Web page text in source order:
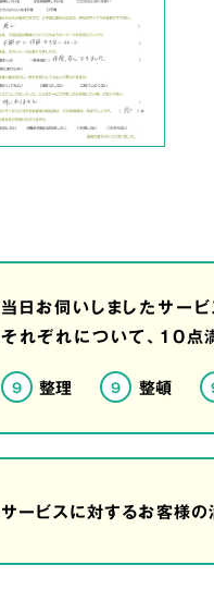
当日お伺いしましたサービ
それぞれについて、10点
9 整理 9 整頓
サービスに対するお客様